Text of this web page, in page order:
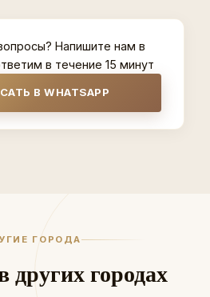
Напишите нам в
в течение 15 минут
В WHATSAPP
ГОРОДА
других городах